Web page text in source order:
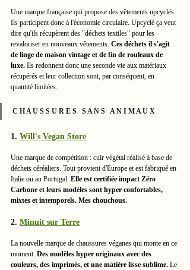
Une marque française qui propose des vêtements upcyclés.
Ils participent donc à l'économie circulaire. Upcyclé ça veut
dire qu'ils récupèrent des "déchets textiles" pour les
revaloriser en nouveaux vêtements. Ces déchets il s'agit
de linge de maison vintage et de fin de rouleaux de
luxe. Ils redonnent donc une seconde vie aux matériaux
récupérés et leur collection sont, par conséquent, en
quantité limitées.
C H A U S S U R E S   S A N S   A N I M A U X
1. Will's Vegan Store
Une marque de compétition : cuir végétal réalisé à base de
déchets céréaliers. Tout provient d'Europe et est fabriqué en
Italie ou au Portugal. Elle est certifiée impact Zéro
Carbone et leurs modèles sont hyper confortables,
mixtes et intemporels. Mes chouchous.
2. Minuit sur Terre
La nouvelle marque de chaussures véganes qui monte en ce
moment. Des modèles hyper originaux avec des
couleurs, des imprimés, et une matière lisse sublime. Le